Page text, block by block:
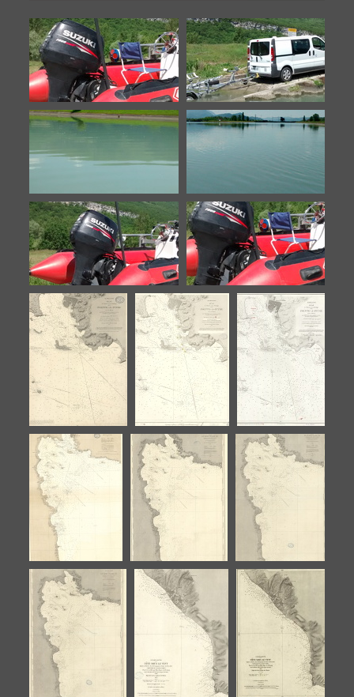
Preparation de la chasse
du Rhone
Preparation de la chasse
Preparation de la chasse
du Rhone
Preparation de la chasse
du Rhone
Preparation de la chasse
du Rhone
Preparation de la chasse
du Rhone
Plan de lentrée et
des mouillages
de la Pointe-à-
Pitre
Plan de lentrée
et des
mouillages de la
Pointe-à-Pitre
Plan de lentrée
et des
mouillages de
la Pointe-à-
Plan du petit cul
de sac,
atterrages de la
Pointe à Pitre
Plan du petit cul
de sac, atterrages
de la Pointe à
Pitre
Plan du petit
cul de sac,
atterrages de la
Pointe à Pitre